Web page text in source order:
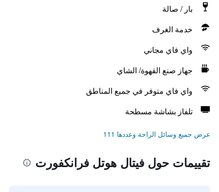
بار / صالة
خدمة الغرف
واي فاي مجاني
جهاز صنع القهوة/ الشاي
واي فاي متوفر في جميع المناطق
تلفاز بشاشة مسطحة
عرض جميع وسائل الراحة وعددها 111
تقييمات حول فيتال هوتل فرانكفورت